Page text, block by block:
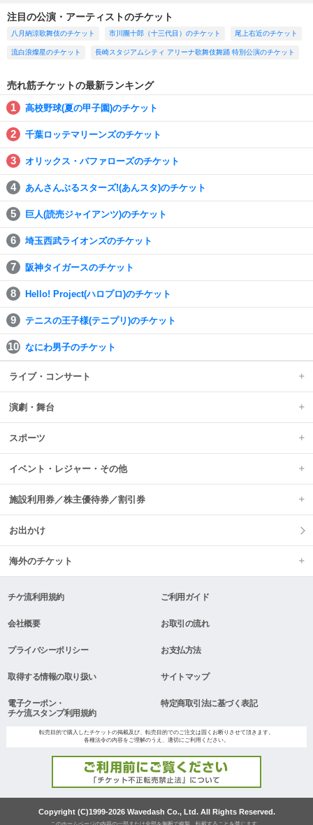
注目の公演・アーティストのチケット
八月納涼歌舞伎のチケット 市川團十郎（十三代目）のチケット 尾上右近のチケット
流白浪燦星のチケット 長崎スタジアムシティ アリーナ歌舞伎舞踊 特別公演のチケット
売れ筋チケットの最新ランキング
高校野球(夏の甲子園)のチケット
千葉ロッテマリーンズのチケット
オリックス・バファローズのチケット
あんさんぶるスターズ!(あんスタ)のチケット
巨人(読売ジャイアンツ)のチケット
埼玉西武ライオンズのチケット
阪神タイガースのチケット
Hello! Project(ハロプロ)のチケット
テニスの王子様(テニプリ)のチケット
なにわ男子のチケット
ライブ・コンサート
演劇・舞台
スポーツ
イベント・レジャー・その他
施設利用券／株主優待券／割引券
お出かけ
海外のチケット
チケ流利用規約 ご利用ガイド
会社概要 お取引の流れ
プライバシーポリシー お支払方法
取得する情報の取り扱い サイトマップ
電子クーポン・
チケ流スタンプ利用規約
特定商取引法に基づく表記
転売目的で購入したチケットの掲載及び、転売目的でのご注文は固くお断りさせて頂きます。
各種法令の内容をご理解のうえ、適切にご利用ください。
Copyright (C)1999-2026 Wavedash Co., Ltd. All Rights Reserved.